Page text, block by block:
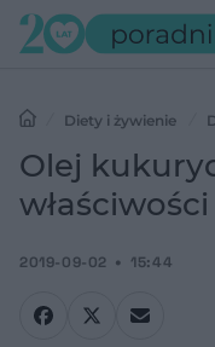
Diety i żywienie
zastosowanie
Olej
2019-09-02 15:44